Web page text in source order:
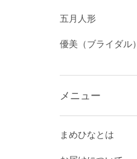
五月人形
優美（ブライダル）
メニュー
まめひなとは